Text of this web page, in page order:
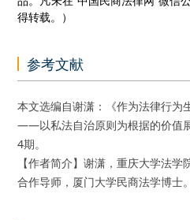
得转载。）
参考文献
本文选编自谢潇：《作为法律行为
——以私法自治原则为根据的价值
4期。
【作者简介】谢潇，重庆大学法
合作导师，厦门大学民商法学博士。